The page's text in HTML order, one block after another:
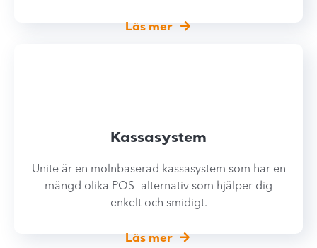
Läs mer
Kassasystem
Unite är en molnbaserad kassasystem som har en
mängd olika POS -alternativ som hjälper dig
enkelt och smidigt.
Läs mer